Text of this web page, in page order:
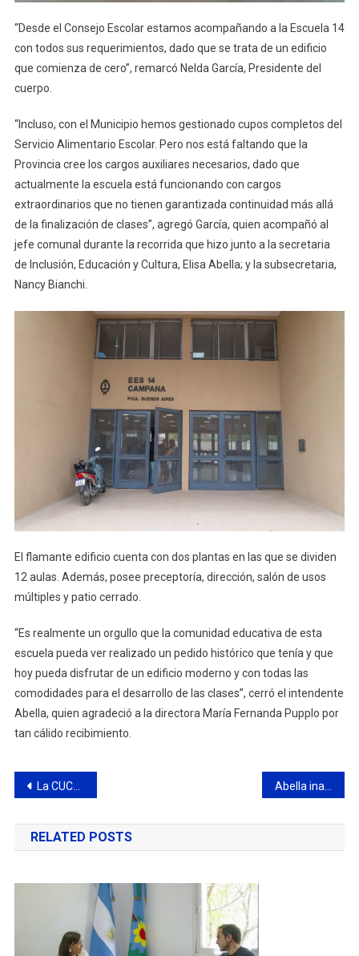
“Desde el Consejo Escolar estamos acompañando a la Escuela 14
con todos sus requerimientos, dado que se trata de un edificio
que comienza de cero”, remarcó Nelda García, Presidente del
cuerpo.
“Incluso, con el Municipio hemos gestionado cupos completos del
Servicio Alimentario Escolar. Pero nos está faltando que la
Provincia cree los cargos auxiliares necesarios, dado que
actualmente la escuela está funcionando con cargos
extraordinarios que no tienen garantizada continuidad más allá
de la finalización de clases”, agregó García, quien acompañó al
jefe comunal durante la recorrida que hizo junto a la secretaria
de Inclusión, Educación y Cultura, Elisa Abella; y la subsecretaria,
Nancy Bianchi.
El flamante edificio cuenta con dos plantas en las que se dividen
12 aulas. Además, posee preceptoría, dirección, salón de usos
múltiples y patio cerrado.
“Es realmente un orgullo que la comunidad educativa de esta
escuela pueda ver realizado un pedido histórico que tenía y que
hoy pueda disfrutar de un edificio moderno y con todas las
comodidades para el desarrollo de las clases”, cerró el intendente
Abella, quien agradeció a la directora María Fernanda Pupplo por
tan cálido recibimiento.
Navegación
de
entradas
La CUCEI recibió a funcionarios municipales de la secretaria de obras e ingeniería urbana
RELATED POSTS